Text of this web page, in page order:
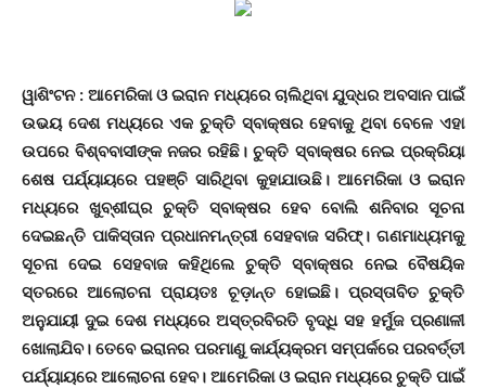
ୱାଶିଂଟନ : ଆମେରିକା ଓ ଇରାନ ମଧ୍ୟରେ ଚାଲିଥିବା ଯୁଦ୍ଧର ଅବସାନ ପାଇଁ
ଉଭୟ ଦେଶ ମଧ୍ୟରେ ଏକ ଚୁକ୍ତି ସ୍ବାକ୍ଷର ହେବାକୁ ଥିବା ବେଳେ ଏହା
ଉପରେ ବିଶ୍ବବାସୀଙ୍କ ନଜର ରହିଛି। ଚୁକ୍ତି ସ୍ବାକ୍ଷର ନେଇ ପ୍ରକ୍ରିୟା
ଶେଷ ପର୍ଯ୍ୟାୟରେ ପହଞ୍ଚି ସାରିଥିବା କୁହାଯାଉଛି। ଆମେରିକା ଓ ଇରାନ
ମଧ୍ୟରେ ଖୁବ୍‌ଶୀଘ୍ର ଚୁକ୍ତି ସ୍ବାକ୍ଷର ହେବ ବୋଲି ଶନିବାର ସୂଚନା
ଦେଇଛନ୍ତି ପାକିସ୍ତାନ ପ୍ରଧାନମନ୍ତ୍ରୀ ସେହବାଜ ସରିଫ୍‌। ଗଣମାଧ୍ୟମକୁ
ସୂଚନା ଦେଇ ସେହବାଜ କହିଥିଲେ ଚୁକ୍ତି ସ୍ବାକ୍ଷର ନେଇ ବୈଷୟିକ
ସ୍ତରରେ ଆଲୋଚନା ପ୍ରାୟତଃ ଚୂଡ଼ାନ୍ତ ହୋଇଛି। ପ୍ରସ୍ତାବିତ ଚୁକ୍ତି
ଅନୁଯାୟୀ ଦୁଇ ଦେଶ ମଧ୍ୟରେ ଅସ୍ତ୍ରବିରତି ବୃଦ୍ଧି ସହ ହର୍ମୁଜ ପ୍ରଣାଳୀ
ଖୋଲାଯିବ। ତେବେ ଇରାନର ପରମାଣୁ କାର୍ଯ୍ୟକ୍ରମ ସମ୍ପର୍କରେ ପରବର୍ତ୍ତୀ
ପର୍ଯ୍ୟାୟରେ ଆଲୋଚନା ହେବ। ଆମେରିକା ଓ ଇରାନ ମଧ୍ୟରେ ଚୁକ୍ତି ପାଇଁ